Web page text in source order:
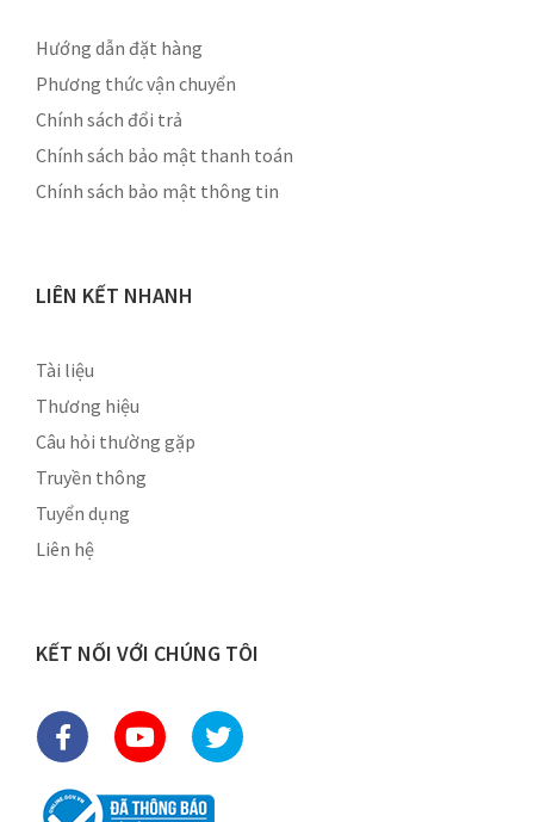
Hướng dẫn đặt hàng
Phương thức vận chuyển
Chính sách đổi trả
Chính sách bảo mật thanh toán
Chính sách bảo mật thông tin
LIÊN KẾT NHANH
Tài liệu
Thương hiệu
Câu hỏi thường gặp
Truyền thông
Tuyển dụng
Liên hệ
KẾT NỐI VỚI CHÚNG TÔI